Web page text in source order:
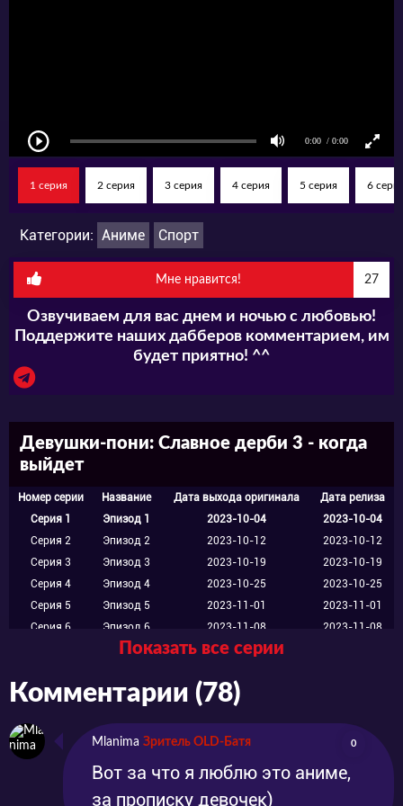
1 серия 2 серия 3 серия 4 серия 5 серия 6
Категории: Аниме Спорт
Мне нравится! 27
Озвучиваем для вас днем и ночью с любовью!
Поддержите наших дабберов комментарием, им
будет приятно! ^^
Девушки-пони: Славное дерби 3 - когда
выйдет
Номер серии Название Дата выхода оригинала
Дата релиза
Серия 1
Эпизод 1 2023-10-04
2023-10-04
Серия 2
Эпизод 2 2023-10-12
2023-10-12
Серия 3
Эпизод 3 2023-10-19
2023-10-19
Серия 4
Эпизод 4 2023-10-25
2023-10-25
Серия 5
Эпизод 5 2023-11-01
2023-11-01
Серия 6
Эпизод 6 2023-11-08
2023-11-08
Эпизод 7 2023-11-15
Серия 9
Эпизод 9 2023-11-30
Серия 11
Эпизод 11 2023-12-14
2023-12-14
Серия 12
Эпизод 13 2023-12-27 2023-12-27
Показать все серии
Комментарии (78)
Mlanima Зритель OLD-Батя 0
Вот за что я люблю это аниме,
за прописку девочек)